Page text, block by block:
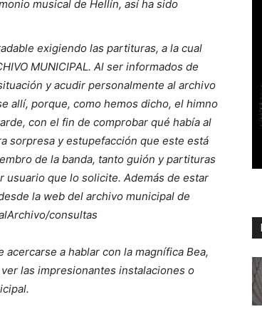
musical de Hellín, así ha sido
exigiendo las partituras, a la cual
MUNICIPAL. Al ser informados de
y acudir personalmente al archivo
allí, porque, como hemos dicho, el himno
con el fin de comprobar qué había al
sorpresa y estupefacción que este está
de la banda, tanto guión y partituras
usuario que lo solicite. Además de estar
la web del archivo municipal de
consultas
a hablar con la magnífica Bea,
las impresionantes instalaciones o